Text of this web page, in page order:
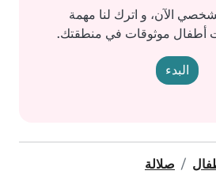
الآن، و اترك لنا مهمة
أطفال موثوقات في منطقتك.
البدء
صلالة